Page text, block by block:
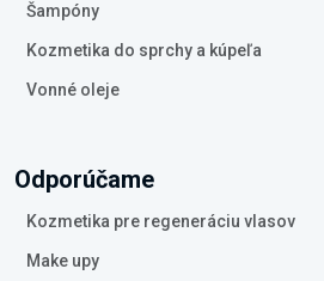
Šampóny
Kozmetika do sprchy a kúpeľa
Vonné oleje
Odporúčame
Kozmetika pre regeneráciu vlasov
Make upy